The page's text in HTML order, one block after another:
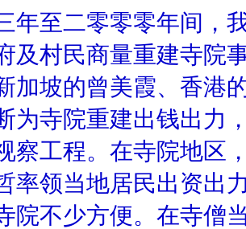
年至二零零零年间，
及村民商量重建寺院
加坡的曾美霞、香港
为寺院重建出钱出力
察工程。在寺院地区
率领当地居民出资出
院不少方便。在寺僧